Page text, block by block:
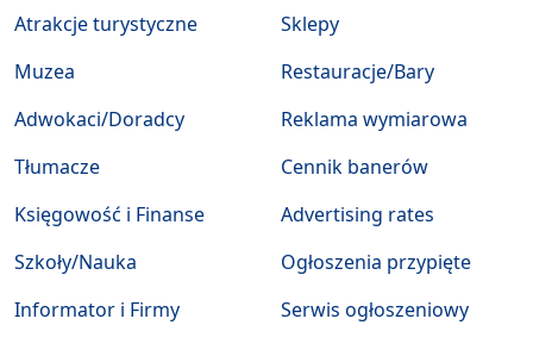
Atrakcje turystyczne
Muzea
Sklepy
Restauracje/Bary
Adwokaci/Doradcy
Tłumacze
Księgowość i Finanse
Szkoły/Nauka
Informator i Firmy
Reklama wymiarowa
Cennik banerów
Advertising rates
Ogłoszenia przypięte
Serwis ogłoszeniowy